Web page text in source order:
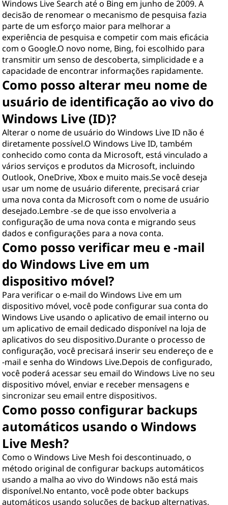
Windows Live Search até o Bing em junho de 2009. A
decisão de renomear o mecanismo de pesquisa fazia
parte de um esforço maior para melhorar a
experiência de pesquisa e competir com mais eficácia
com o Google.O novo nome, Bing, foi escolhido para
transmitir um senso de descoberta, simplicidade e a
capacidade de encontrar informações rapidamente.
Como posso alterar meu nome de
usuário de identificação ao vivo do
Windows Live (ID)?
Alterar o nome de usuário do Windows Live ID não é
diretamente possível.O Windows Live ID, também
conhecido como conta da Microsoft, está vinculado a
vários serviços e produtos da Microsoft, incluindo
Outlook, OneDrive, Xbox e muito mais.Se você deseja
usar um nome de usuário diferente, precisará criar
uma nova conta da Microsoft com o nome de usuário
desejado.Lembre -se de que isso envolveria a
configuração de uma nova conta e migrando seus
dados e configurações para a nova conta.
Como posso verificar meu e -mail
do Windows Live em um
dispositivo móvel?
Para verificar o e-mail do Windows Live em um
dispositivo móvel, você pode configurar sua conta do
Windows Live usando o aplicativo de email interno ou
um aplicativo de email dedicado disponível na loja de
aplicativos do seu dispositivo.Durante o processo de
configuração, você precisará inserir seu endereço de e
-mail e senha do Windows Live.Depois de configurado,
você poderá acessar seu email do Windows Live no seu
dispositivo móvel, enviar e receber mensagens e
sincronizar seu email entre dispositivos.
Como posso configurar backups
automáticos usando o Windows
Live Mesh?
Como o Windows Live Mesh foi descontinuado, o
método original de configurar backups automáticos
usando a malha ao vivo do Windows não está mais
disponível.No entanto, você pode obter backups
automáticos usando soluções de backup alternativas,